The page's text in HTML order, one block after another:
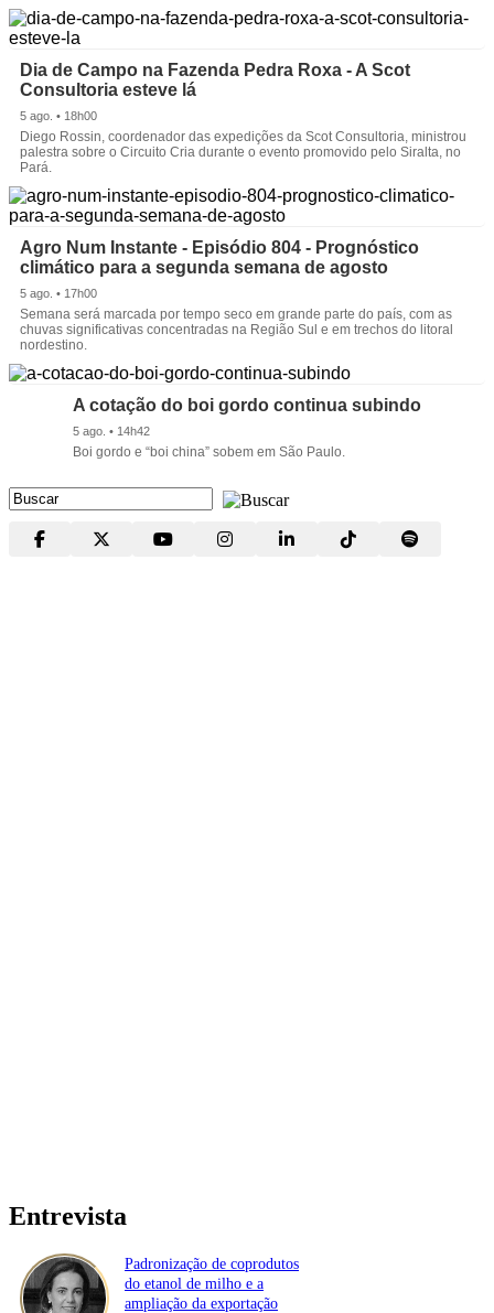
Dia de Campo na Fazenda Pedra Roxa - A Scot
Consultoria esteve lá
5 ago. • 18h00
Diego Rossin, coordenador das expedições da Scot Consultoria, ministrou
palestra sobre o Circuito Cria durante o evento promovido pelo Siralta, no
Pará.
Agro Num Instante - Episódio 804 - Prognóstico
climático para a segunda semana de agosto
5 ago. • 17h00
Semana será marcada por tempo seco em grande parte do país, com as
chuvas significativas concentradas na Região Sul e em trechos do litoral
nordestino.
A cotação do boi gordo continua subindo
5 ago. • 14h42
Boi gordo e “boi china” sobem em São Paulo.
Entrevista
Padronização de coprodutos
do etanol de milho e a
ampliação da exportação